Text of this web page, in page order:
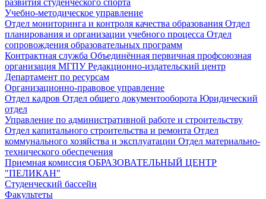
Учебно-методическое управление
Отдел мониторинга и контроля качества образования Отдел
планирования и организации учебного процесса Отдел
сопровождения образовательных программ
Контрактная служба Объединённая первичная профсоюзная
организация МГПУРедакционно-издательский центр
Департамент по ресурсам
Организационно-правовое управление
Отдел кадров Отдел общего документооборота Юридический
отдел
Управление по административной работе и строительству
Отдел капитального строительства и ремонта Отдел
коммунального хозяйства и эксплуатации Отдел материально-
технического обеспечения
Приемная комиссия ОБРАЗОВАТЕЛЬНЫЙ ЦЕНТР
"ПЕЛИКАН"
Студенческий бассейн
Факультеты